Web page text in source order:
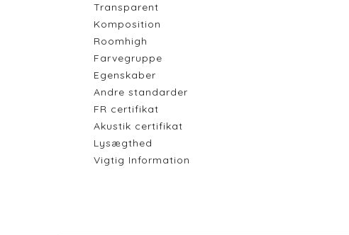
Transparent
Komposition
Roomhigh
Farvegruppe
Egenskaber
Andre standarder
FR certifikat
Akustik certifikat
Lysægthed
Vigtig Information